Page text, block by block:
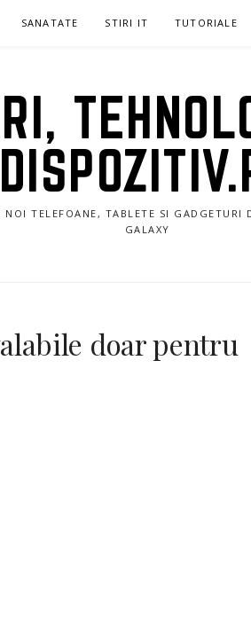
SANATATE STIRI IT TUTORIALE
TELEFOANE, TABLETE SI
GALAXY
doar pentru